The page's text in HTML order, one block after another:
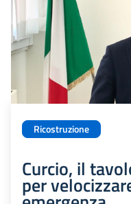
Ricostruzione
Curcio, il
per